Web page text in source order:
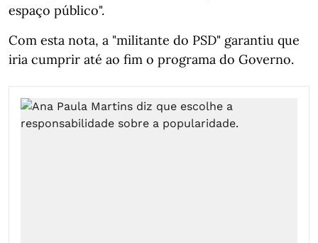
espaço público".
Com esta nota, a "militante do PSD" garantiu que
iria cumprir até ao fim o programa do Governo.